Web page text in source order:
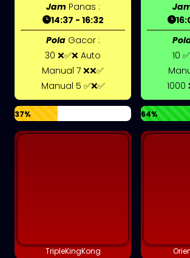
JamPanas :
14:37 - 16:32
PolaGacor :
30 ❌✅❌ Auto
Manual 7 ❌❌✅
Manual 5 ✅❌✅
37%
10
1000
64%
TripleKingKong